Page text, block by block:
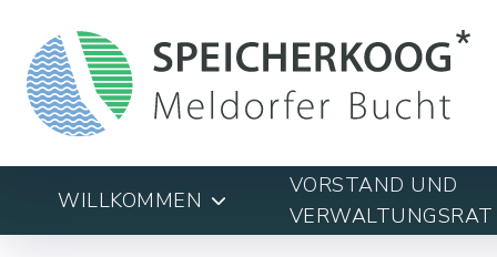
WILLKOMMEN
VORSTAND UND
VERWALTUNGSRAT